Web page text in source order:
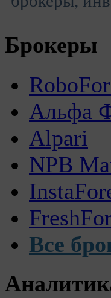
Брокеры
Альфа
Alpari
NPB
Все